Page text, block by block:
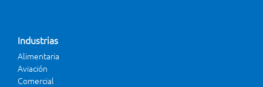
Industrias
Alimentaria
Aviación
Comercial